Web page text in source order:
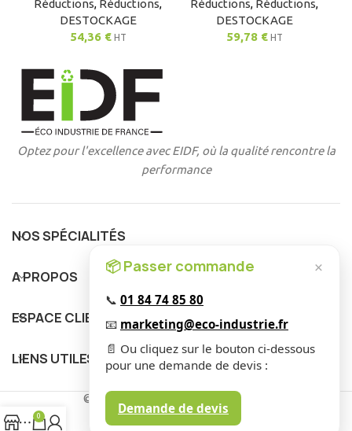
×
📦 Passer commande
📞 01 84 74 85 80
📧 marketing@eco-industrie.fr
📄 Ou cliquez sur le bouton ci-dessous
pour une demande de devis :
Demande de devis
Réductions, Réductions,
DESTOCKAGE
54,36 € HT
Réductions, Réductions,
DESTOCKAGE
59,78 € HT
Optez pour l'excellence avec EIDF, où la qualité rencontre la
performance
NOS SPÉCIALITÉS
A PROPOS
ESPACE CLIENT
LIENS UTILES
© 2025 EIDF. Tous Droits Réservés
0